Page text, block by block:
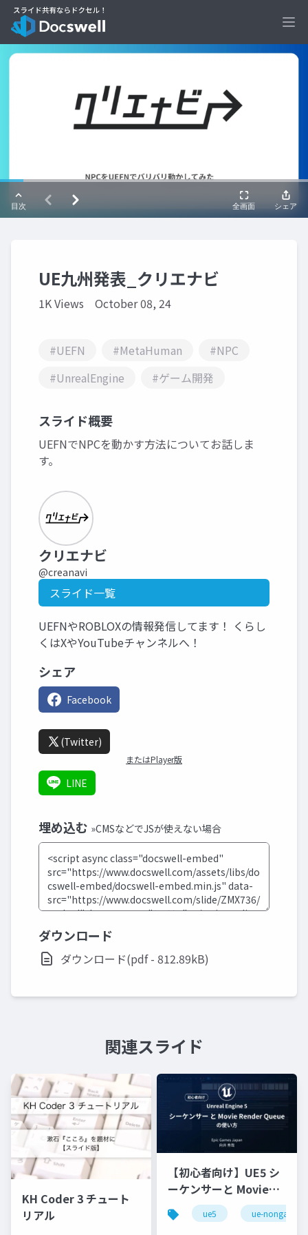
UE九州発表_クリエナビ
1K Views October 08, 24
#UEFN #MetaHuman
#NPC
#UnrealEngine
#ゲーム開発
スライド概要
UEFNでNPCを動かす方法についてお話しま
す。
クリエナビ
@creanavi
スライド一覧
UEFNやROBLOXの情報発信してます！ くらし
くはXやYouTubeチャンネルへ！
シェア
Facebook
(Twitter)
またはPlayer版
LINE
埋め込む »CMSなどでJSが使えない場合
ダウンロード
ダウンロード(pdf - 812.89kB)
関連スライド
KH Coder 3 チュート
リアル
【初心者向け】UE5 シ
ーケンサーと Movie
Render Queue の使い
方【Cinematic Dive
ue5 ue-nongame